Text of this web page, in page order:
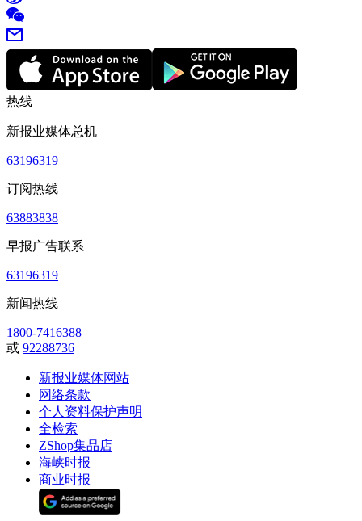
热线
新报业媒体总机
63196319
订阅热线
63883838
早报广告联系
63196319
新闻热线
1800-7416388
或 92288736
新报业媒体网站
网络条款
个人资料保护声明
全检索
ZShop集品店
海峡时报
商业时报